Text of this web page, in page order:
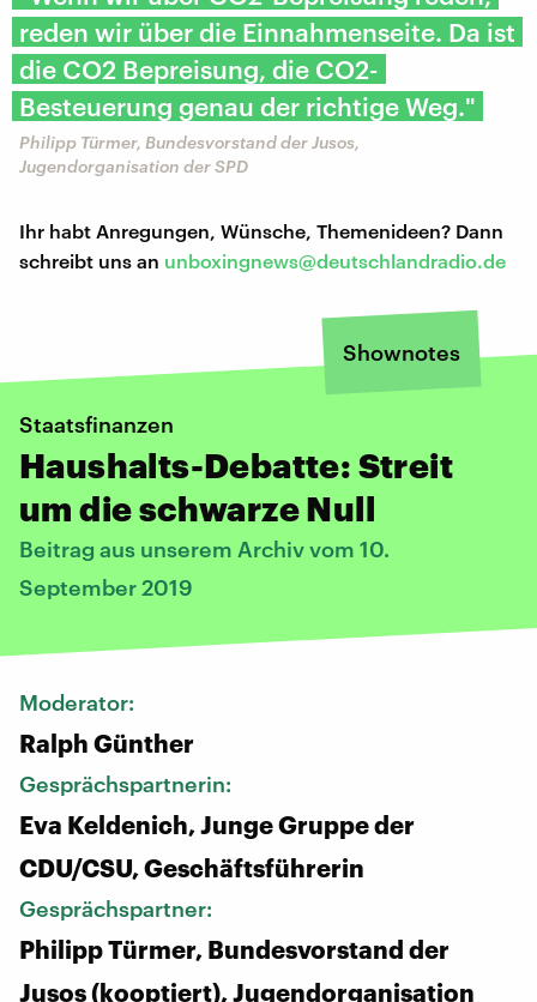
reden wir über die Einnahmenseite. Da ist
die CO2 Bepreisung, die CO2-
Besteuerung genau der richtige Weg."
Philipp Türmer, Bundesvorstand der Jusos,
Jugendorganisation der SPD
Ihr habt Anregungen, Wünsche, Themenideen? Dann
schreibt uns an unboxingnews@deutschlandradio.de
Shownotes
Staatsfinanzen
Haushalts-Debatte: Streit
um die schwarze Null
Beitrag aus unserem Archiv vom 10.
September 2019
Moderator:
Ralph Günther
Gesprächspartnerin:
Eva Keldenich, Junge Gruppe der
CDU/CSU, Geschäftsführerin
Gesprächspartner:
Philipp Türmer, Bundesvorstand der
Jusos (kooptiert), Jugendorganisation